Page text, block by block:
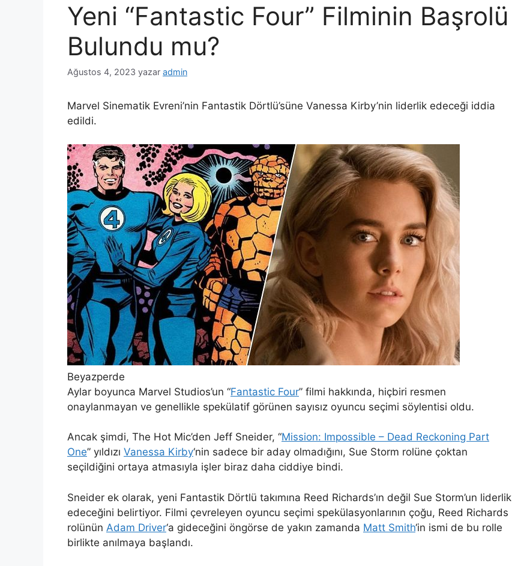
Yeni “Fantastic Four” Filminin Başrolü
Bulundu mu?
Ağustos 4, 2023 yazar admin
Marvel Sinematik Evreni’nin Fantastik Dörtlü’süne Vanessa Kirby’nin liderlik edeceği iddia
edildi.
Beyazperde
Aylar boyunca Marvel Studios’un “Fantastic Four” filmi hakkında, hiçbiri resmen
onaylanmayan ve genellikle spekülatif görünen sayısız oyuncu seçimi söylentisi oldu.
Ancak şimdi, The Hot Mic’den Jeff Sneider, “Mission: Impossible – Dead Reckoning Part
One” yıldızı Vanessa Kirby‘nin sadece bir aday olmadığını, Sue Storm rolüne çoktan
seçildiğini ortaya atmasıyla işler biraz daha ciddiye bindi.
Sneider ek olarak, yeni Fantastik Dörtlü takımına Reed Richards’ın değil Sue Storm’un liderlik
edeceğini belirtiyor. Filmi çevreleyen oyuncu seçimi spekülasyonlarının çoğu, Reed Richards
rolünün Adam Driver‘a gideceğini öngörse de yakın zamanda Matt Smith‘in ismi de bu rolle
birlikte anılmaya başlandı.